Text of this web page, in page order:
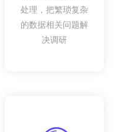
处理，把繁琐复杂
的数据相关问题解
决调研